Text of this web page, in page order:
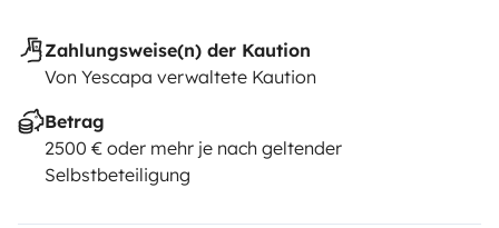
Zahlungsweise(n) der Kaution
Von Yescapa verwaltete Kaution
Betrag
2500 € oder mehr je nach geltender
Selbstbeteiligung